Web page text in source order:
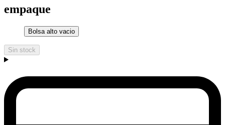
empaque
Bolsa alto vacio
Sin stock